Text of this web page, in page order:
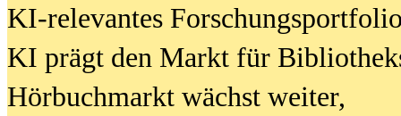
KI-relevantes
KI prägt den Markt für
Hörbuchmarkt wächst weiter,